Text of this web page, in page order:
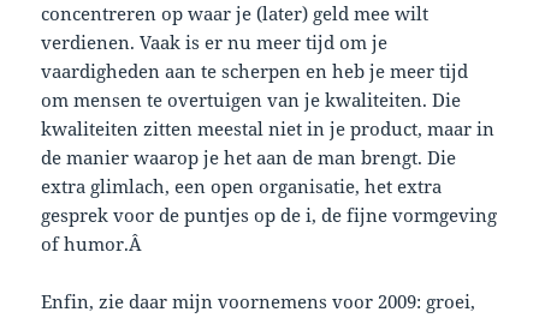
concentreren op waar je (later) geld mee wilt
verdienen. Vaak is er nu meer tijd om je
vaardigheden aan te scherpen en heb je meer tijd
om mensen te overtuigen van je kwaliteiten. Die
kwaliteiten zitten meestal niet in je product, maar in
de manier waarop je het aan de man brengt. Die
extra glimlach, een open organisatie, het extra
gesprek voor de puntjes op de i, de fijne vormgeving
of humor.Â
Enfin, zie daar mijn voornemens voor 2009: groei,